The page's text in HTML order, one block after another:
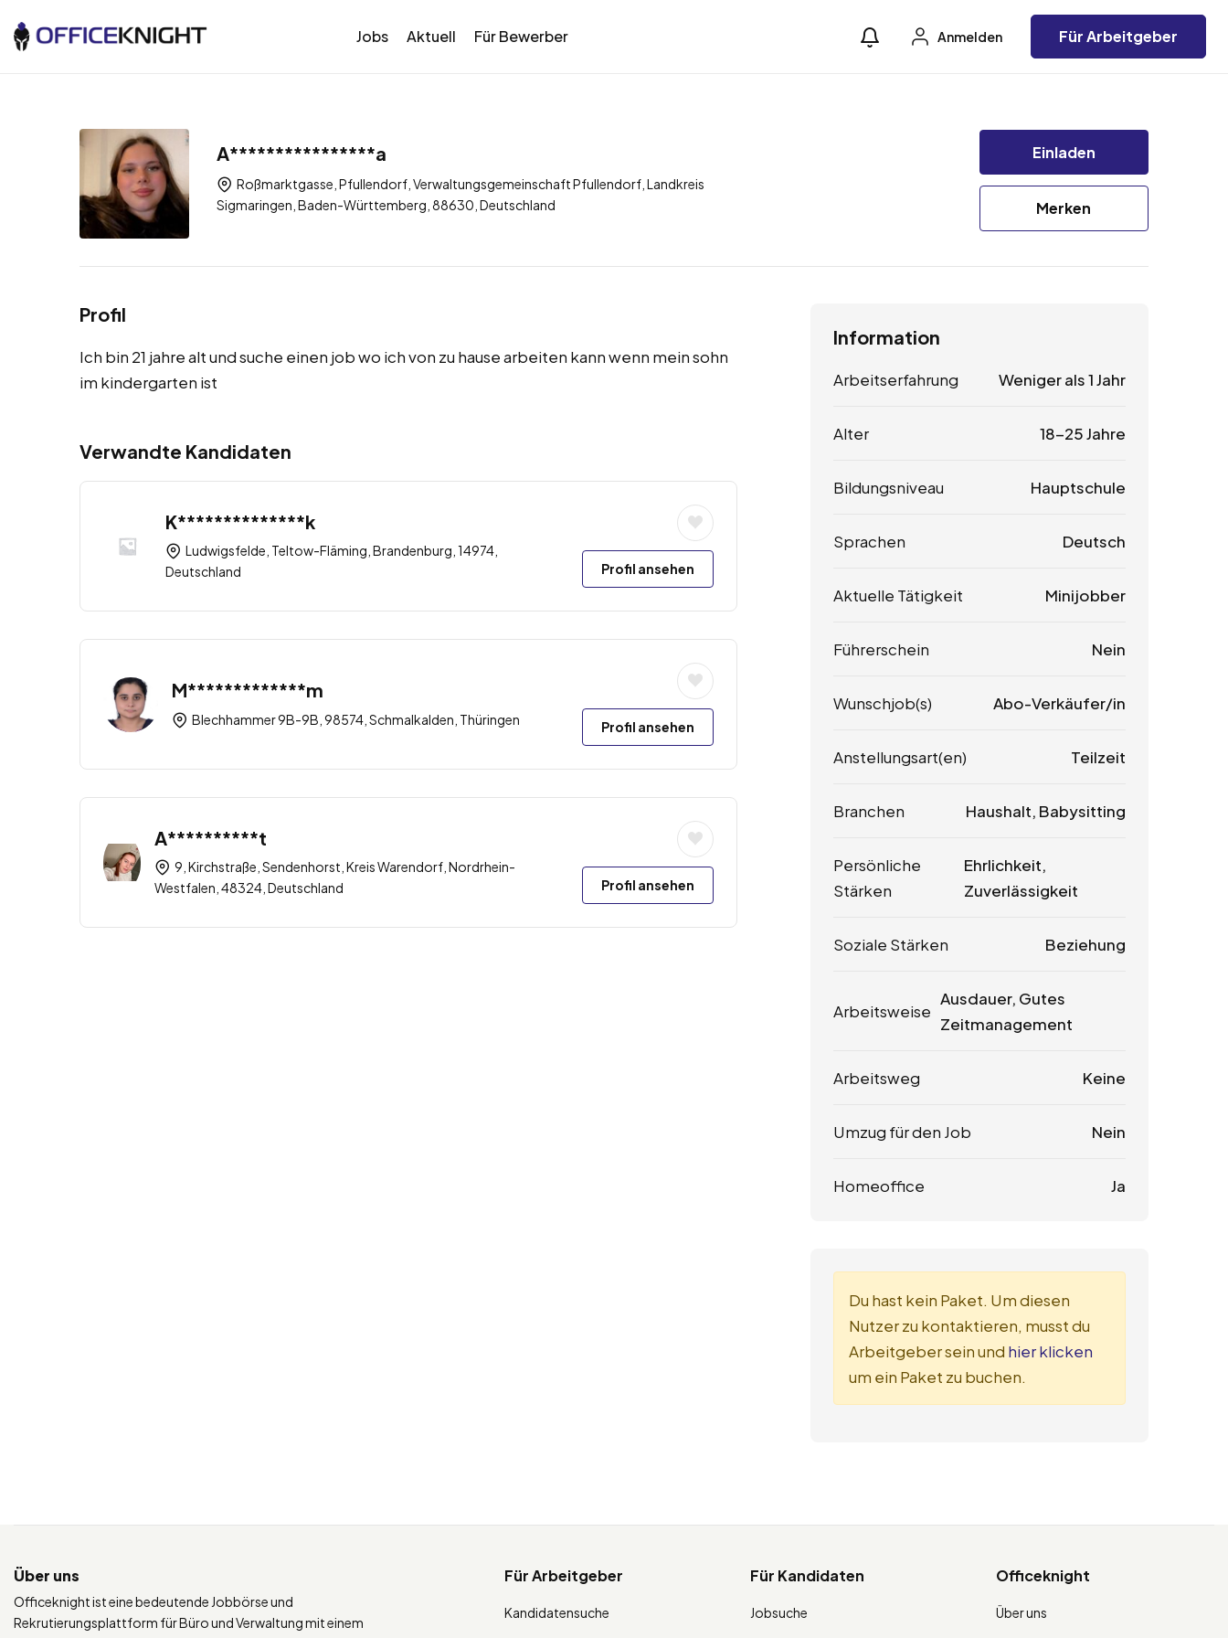
Jobs Aktuell Für Bewerber Anmelden Für Arbeitgeber
A****************a
Roßmarktgasse, Pfullendorf, Verwaltungsgemeinschaft Pfullendorf, Landkreis
Sigmaringen, Baden-Württemberg, 88630, Deutschland
Einladen
Merken
Profil
Ich bin 21 jahre alt und suche einen job wo ich von zu hause arbeiten kann wenn mein sohn
im kindergarten ist
Verwandte Kandidaten
K**************k
Ludwigsfelde, Teltow-Fläming, Brandenburg, 14974,
Deutschland
Profil ansehen
M*************m
Blechhammer 9B-9B, 98574, Schmalkalden, Thüringen Profil ansehen
A**********t
9, Kirchstraße, Sendenhorst, Kreis Warendorf, Nordrhein-
Westfalen, 48324, Deutschland
Profil ansehen
Information
Arbeitserfahrung Weniger als 1 Jahr
Alter 18-25 Jahre
Bildungsniveau Hauptschule
Sprachen Deutsch
Aktuelle Tätigkeit Minijobber
Führerschein Nein
Wunschjob(s) Abo-Verkäufer/in
Anstellungsart(en) Teilzeit
Branchen Haushalt, Babysitting
Persönliche
Stärken
Ehrlichkeit,
Zuverlässigkeit
Soziale Stärken Beziehung
Arbeitsweise
Ausdauer, Gutes
Zeitmanagement
Arbeitsweg Keine
Umzug für den Job Nein
Homeoffice Ja
Du hast kein Paket. Um diesen
Nutzer zu kontaktieren, musst du
Arbeitgeber sein und hier klicken
um ein Paket zu buchen.
Über uns
Officeknight ist eine bedeutende Jobbörse und
Rekrutierungsplattform für Büro und Verwaltung mit einem
Für Arbeitgeber
Kandidatensuche
Für Kandidaten
Jobsuche
Officeknight
Über uns